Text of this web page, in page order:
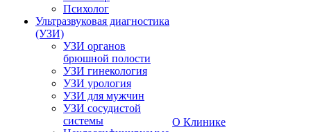
Психолог
Ультразвуковая диагностика
(УЗИ)
УЗИ органов
брюшной полости
УЗИ гинекология
УЗИ урология
УЗИ для мужчин
УЗИ сосудистой
системы
О Клинике